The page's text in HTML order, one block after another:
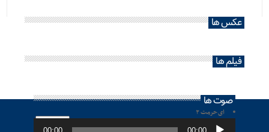
عکس ها
فیلم ها
صوت ها
ای حرمت ۲
پخش‌کننده
صوت